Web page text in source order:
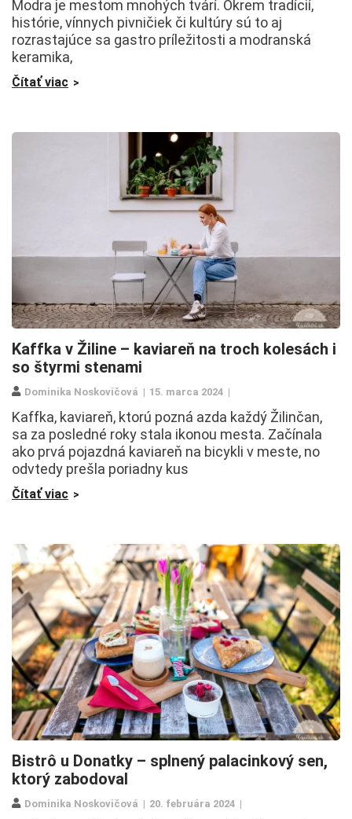
Modra je mestom mnohých tvárí. Okrem tradícií,
histórie, vínnych pivničiek či kultúry sú to aj
rozrastajúce sa gastro príležitosti a modranská
keramika,
Čítať viac
Kaffka v Žiline – kaviareň na troch kolesách i
so štyrmi stenami
Dominika Noskovičová 15. marca 2024
Kaffka, kaviareň, ktorú pozná azda každý Žilinčan,
sa za posledné roky stala ikonou mesta. Začínala
ako prvá pojazdná kaviareň na bicykli v meste, no
odvtedy prešla poriadny kus
Čítať viac
Bistrô u Donatky – splnený palacinkový sen,
ktorý zabodoval
Dominika Noskovičová 20. februára 2024